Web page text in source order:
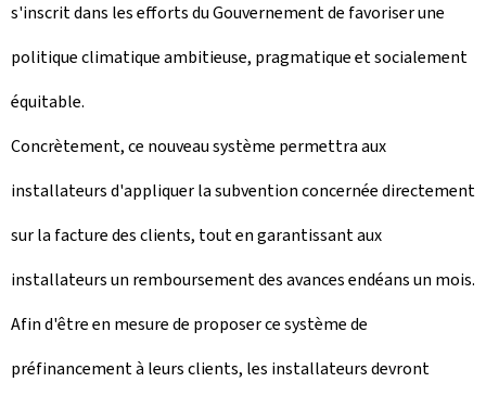
s'inscrit dans les efforts du Gouvernement de favoriser une
politique climatique ambitieuse, pragmatique et socialement
équitable.
Concrètement, ce nouveau système permettra aux
installateurs d'appliquer la subvention concernée directement
sur la facture des clients, tout en garantissant aux
installateurs un remboursement des avances endéans un mois.
Afin d'être en mesure de proposer ce système de
préfinancement à leurs clients, les installateurs devront